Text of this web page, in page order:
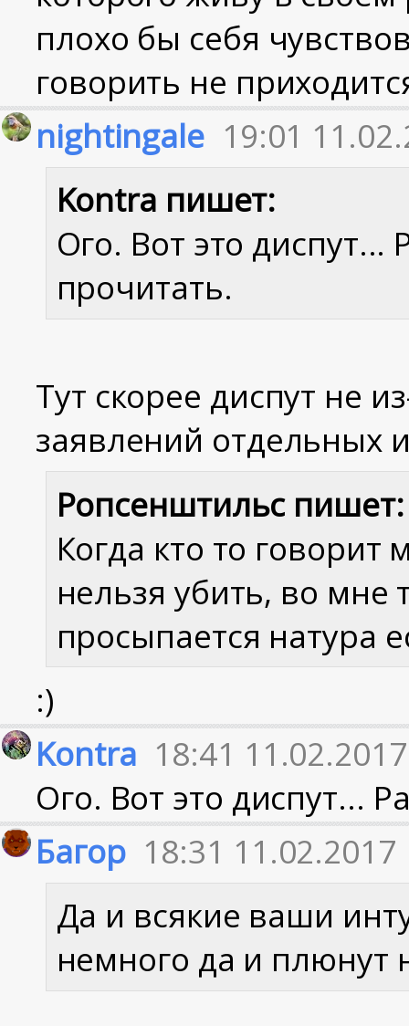
плохо бы себя
говорить не
nightingale 19:01
Kontra пишет:
Ого. Вот это диспут...
прочитать.
Тут скорее диспут не
заявлений отдельных
Ропсенштильс пишет:
Когда кто то говорит
нельзя убить, во мне
просыпается натура
:)
Kontra 18:41 11.02.2017
Ого. Вот это диспут...
Багор 18:31 11.02.2017
Да и всякие ваши
немного да и плюнут